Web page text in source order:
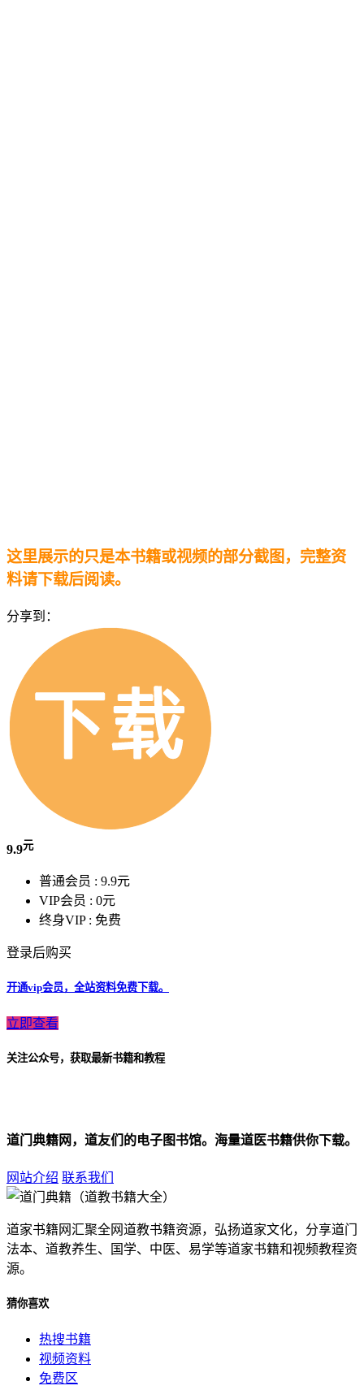
这里展示的只是本书籍或视频的部分截图，完整资
料请下载后阅读。
分享到：
9.9元
普通会员 : 9.9元
VIP会员 : 0元
终身VIP : 免费
登录后购买
开通vip会员，全站资料免费下载。
立即查看
关注公众号，获取最新书籍和教程
道门典籍网，道友们的电子图书馆。海量道医书籍供你下载。
网站介绍 联系我们
道家书籍网汇聚全网道教书籍资源，弘扬道家文化，分享道门
法本、道教养生、国学、中医、易学等道家书籍和视频教程资
源。
猜你喜欢
热搜书籍
视频资料
免费区